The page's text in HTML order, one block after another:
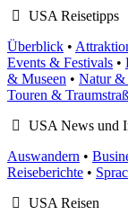
USA Reisetipps
Überblick •
Events & Festivals •
& Museen • Natur &
Touren &
USA News und
Auswandern •
Reiseberichte •
USA Reisen